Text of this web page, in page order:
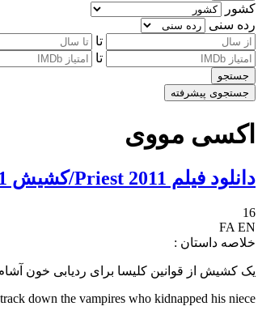
کشور
رده سنی
تا
تا
جستجو
جستجوی پیشرفته
اکسی مووی
دانلود فیلم Priest 2011/کشیش 2011
16
FA EN
خلاصه داستان :
یک کشیش از قوانین کلیسا برای ردیابی خون
down the vampires who kidnapped his niece.